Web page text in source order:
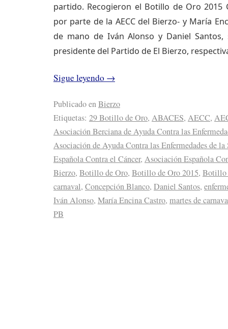
partido. Recogieron el Botillo de Oro 2015
por parte de la AECC del Bierzo- y María
de mano de Iván Alonso y Daniel Santos,
presidente del Partido de El Bierzo,
Sigue leyendo →
Publicado enBierzo
Etiquetas: 29 Botillo de Oro, ABACES, AECC,
Asociación Berciana de Ayuda Contra las
Asociación de Ayuda Contra las Enfermedades de la
Española Contra el Cáncer, Asociación Española
Bierzo, Botillo de Oro, Botillo de Oro 2015, Botillo
carnaval, Concepción Blanco, Daniel Santos,
Iván Alonso, María Encina Castro, martes de
PB